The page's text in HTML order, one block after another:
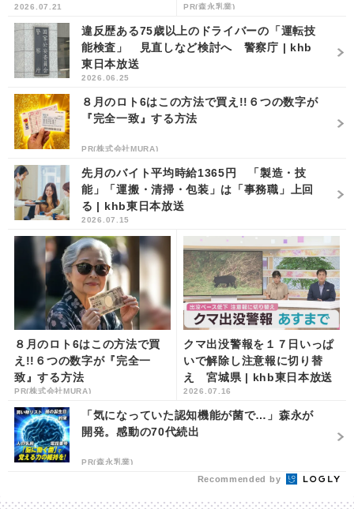
送
2026.07.21 PR(森永乳業)
違反歴ある75歳以上のドライバーの「運転技
能検査」 見直しなど検討へ 警察庁 | khb
東日本放送
2026.06.25
８月のロト6はこの方法で買え!!６つの数字が
『完全一致』する方法
PR(株式会社MURA)
先月のバイト平均時給1365円 「製造・技
能」「運搬・清掃・包装」は「事務職」上回
る | khb東日本放送
2026.07.15
８月のロト6はこの方法で買
え!!６つの数字が『完全一
致』する方法
PR(株式会社MURA)
クマ出没警報を１７日いっぱ
いで解除し注意報に切り替
え 宮城県 | khb東日本放送
2026.07.16
「気になっていた認知機能が菌で…」森永が
開発。感動の70代続出
PR(森永乳業)
Recommended by